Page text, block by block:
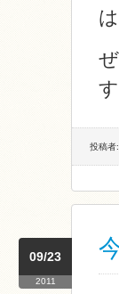
す
投稿者
09/23
2011